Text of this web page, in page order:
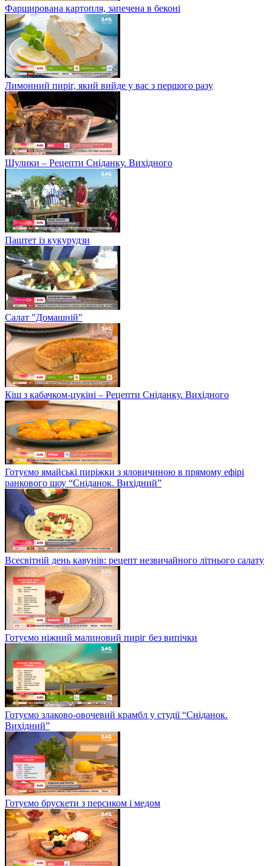
Фарширована картопля, запечена в беконі
Лимонний пиріг, який вийде у вас з першого разу
Шулики – Рецепти Сніданку. Вихідного
Паштет із кукурудзи
Салат "Домашній"
Кіш з кабачком-цукіні – Рецепти Сніданку. Вихідного
Готуємо ямайські пиріжки з яловичиною в прямому ефірі
ранкового шоу “Сніданок. Вихідний”
Всесвітній день кавунів: рецепт незвичайного літнього салату
Готуємо ніжний малиновий пиріг без випічки
Готуємо злаково-овочевий крамбл у студії “Сніданок.
Вихідний”
Готуємо брускети з персиком і медом